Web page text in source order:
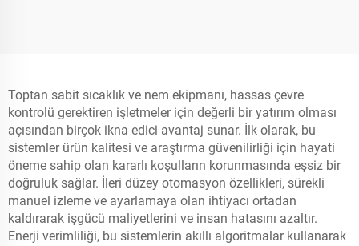
Toptan sabit sıcaklık ve nem ekipmanı, hassas çevre
kontrolü gerektiren işletmeler için değerli bir yatırım olması
açısından birçok ikna edici avantaj sunar. İlk olarak, bu
sistemler ürün kalitesi ve araştırma güvenilirliği için hayati
öneme sahip olan kararlı koşulların korunmasında eşsiz bir
doğruluk sağlar. İleri düzey otomasyon özellikleri, sürekli
manuel izleme ve ayarlamaya olan ihtiyacı ortadan
kaldırarak işgücü maliyetlerini ve insan hatasını azaltır.
Enerji verimliliği, bu sistemlerin akıllı algoritmalar kullanarak